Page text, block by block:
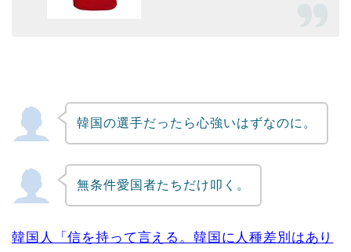
韓国の選手だったら心強いはずなのに。
無条件愛国者たちだけ叩く。
韓国人「信を持って言える。韓国に人種差別はあり